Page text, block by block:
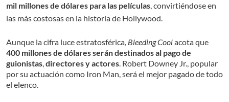
mil millones de dólares para las películas, convirtiéndose en
las más costosas en la historia de Hollywood.
Aunque la cifra luce estratosférica, Bleeding Coolacota que
400 millones de dólares serán destinados al pago de
guionistas,directores y actores. Robert Downey Jr., popular
por su actuación como Iron Man, será el mejor pagado de todo
el elenco.